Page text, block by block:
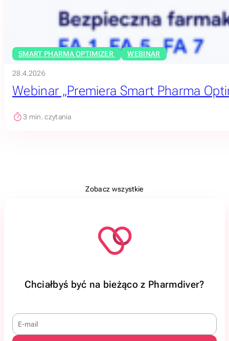
SMART PHARMA OPTIMIZER WEBINAR
28.4.2026
Webinar „Premiera Smart Pharma
3 min. czytania
Zobacz wszystkie
Chciałbyś być na bieżąco z Pharmdiver?